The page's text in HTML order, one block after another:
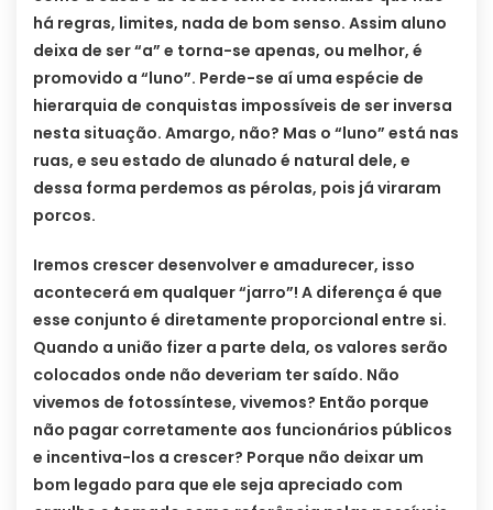
há regras, limites, nada de bom senso. Assim aluno
deixa de ser “a” e torna-se apenas, ou melhor, é
promovido a “luno”. Perde-se aí uma espécie de
hierarquia de conquistas impossíveis de ser inversa
nesta situação. Amargo, não? Mas o “luno” está nas
ruas, e seu estado de alunado é natural dele, e
dessa forma perdemos as pérolas, pois já viraram
porcos.
Iremos crescer desenvolver e amadurecer, isso
acontecerá em qualquer “jarro”! A diferença é que
esse conjunto é diretamente proporcional entre si.
Quando a união fizer a parte dela, os valores serão
colocados onde não deveriam ter saído. Não
vivemos de fotossíntese, vivemos? Então porque
não pagar corretamente aos funcionários públicos
e incentiva-los a crescer? Porque não deixar um
bom legado para que ele seja apreciado com